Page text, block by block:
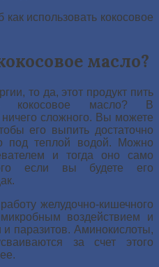
использовать кокосовое
масло?
то да, этот продукт пить
масло? В
ничего сложного. Вы можете
его выпить достаточно
под теплой водой. Можно
и тогда оно само
если вы будете его
желудочно-кишечного
воздействием и
и паразитов. Аминокислоты,
за счет этого